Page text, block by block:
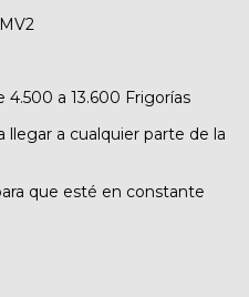
4.500 a 13.600 Frigorías
llegar a cualquier parte de la
que esté en constante